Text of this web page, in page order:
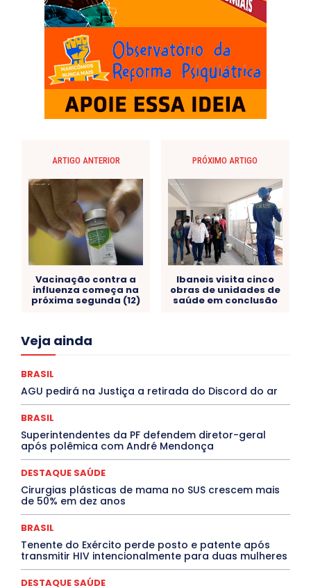
ARTIGO ANTERIOR
Vacinação contra a
influenza começa na
próxima segunda (12)
PRÓXIMO ARTIGO
Ibaneis visita cinco
obras de unidades de
saúde em conclusão
Veja ainda
Acre
Congressuanas & Esplanadumas
Covid-19
Cultura e Tal
DANÇA Dengue
Denuncia
DESTAQUE BRASIL
DESTAQUE DF
DESTAQUE SAÚDE
DESTAQUES OUTROS
DISTRITO FEDERAL
EDUCAÇÃO
ELEIÇÕES
EMPREGO E OPORTUNIDADES
Especial
Espírito Santo ESPORTE
ESTÁGIO
EVENTOS
Febre Oropouche
Goiás
INTELIGÊNCIA ARTIFICIAL
INTERNACIONAL
MEIO AMBIENTE
MÚSICA
O Plantonista Opinião Oropouche
Paraíba
Paraná Pernambuco Piauí
POLÍTICA
PROCESSO SELETIVO
PUBLIEDITORIAL
QUALIFICAÇÃO PROFISSIONAL
BRASIL
AGU pedirá na Justiça a retirada do Discord do ar
BRASIL
Superintendentes da PF defendem diretor-geral
após polêmica com André Mendonça
DESTAQUE SAÚDE
Cirurgias plásticas de mama no SUS crescem mais
de 50% em dez anos
BRASIL
Tenente do Exército perde posto e patente após
transmitir HIV intencionalmente para duas mulheres
DESTAQUE SAÚDE